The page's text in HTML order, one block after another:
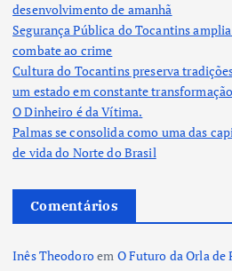
desenvolvimento de amanhã
Segurança Pública do Tocantins
combate ao crime
Cultura do Tocantins preserva
um estado em constante transformação
O Dinheiro é da Vítima.
Palmas se consolida como uma das
de vida do Norte do Brasil
Comentários
Inês Theodoroem O Futuro da Orla de